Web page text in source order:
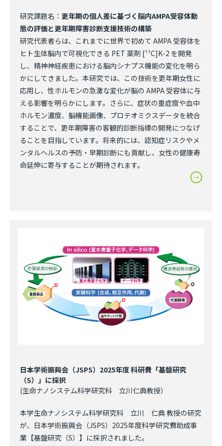
研究課題名： 更年期の個人差に基づく脳内AMPA受容体動
態の評価と更年期障害診断支援技術の構築
研究代表者らは、これまでに世界で初めて AMPA 受容体を
ヒト生体脳内で可視化できる PET 薬剤 [¹¹C]K-2 を開発
し、精神神経疾患における脳内シナプス機能の変化を明ら
かにしてきました。本研究では、この技術を更年期女性に
応用し、性ホルモンの急激な変化が脳の AMPA 受容体に与
える影響を明らかにします。さらに、症状の重症度や血中
ホルモン濃度、脳機能画像、プロテオミクスデータを統合
することで、更年期障害の客観的診断指標の開発につなげ
ることを目指しています。将来的には、認知症リスクやメ
ンタルヘルスの予防・早期診断にも貢献し、女性の健康寿
命延伸に寄与することが期待されます。
日本学術振興会（JSPS）2025年度 科研費「基盤研究
（S）」に採択
(生命ナノシステム科学研究科 立川仁典教授）
本学生命ナノシステム科学研究科 立川 仁典 教授の研究
が、日本学術振興会（JSPS）2025年度科学研究費助成事
業【基盤研究（S）】に採択されました。